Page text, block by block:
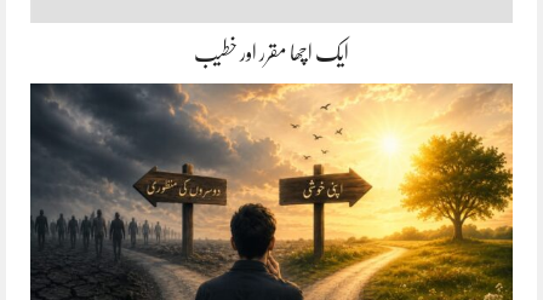
ایک اچھا مقرر اور خطیب